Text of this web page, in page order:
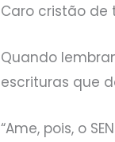
Caro cristão de
Quando
escrituras que
“Ame, pois, o